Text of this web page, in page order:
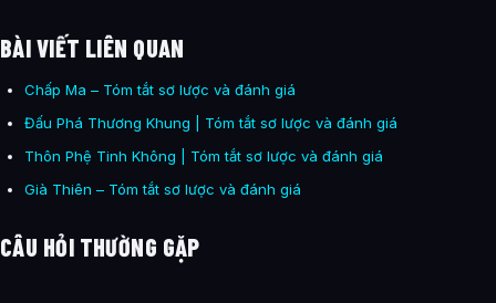
BÀI VIẾT LIÊN QUAN
Chấp Ma – Tóm tắt sơ lược và đánh giá
Đấu Phá Thương Khung | Tóm tắt sơ lược và đánh giá
Thôn Phệ Tinh Không | Tóm tắt sơ lược và đánh giá
Già Thiên – Tóm tắt sơ lược và đánh giá
CÂU HỎI THƯỜNG GẶP